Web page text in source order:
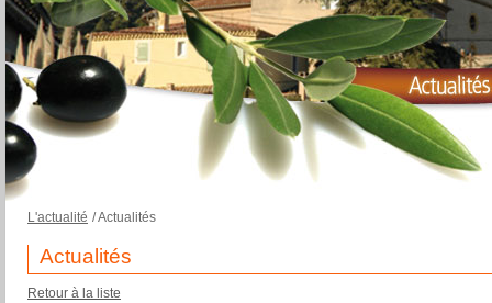
L'actualité /Actualités
Actualités
Retour à la liste